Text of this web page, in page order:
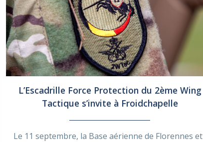
L’Escadrille Force Protection du 2ème Wing
Tactique s’invite à Froidchapelle
Le 11 septembre, la Base aérienne de Florennes et